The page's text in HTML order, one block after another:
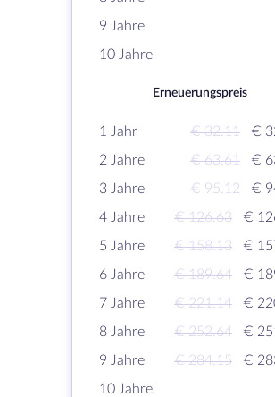
9 Jahre
10 Jahre
Erneuerungspreis
1 Jahr € 32.11
€
2 Jahre
€ 63.61
€
3 Jahre
€ 95.12
€
4 Jahre
€ 126.63
€
5 Jahre
€ 158.13
€
6 Jahre
€ 189.64
€
7 Jahre
€ 221.14
€
8 Jahre
€ 252.64
€
9 Jahre
€ 284.15
€
10 Jahre